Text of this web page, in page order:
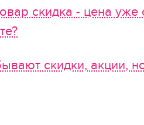
скидка - цена
скидки, акции,